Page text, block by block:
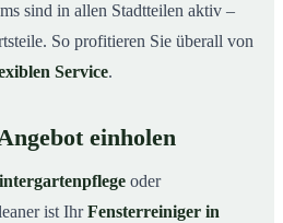
sind in allen Stadtteilen aktiv –
So profitieren Sie überall von
Service.
einholen
oder
ist IhrFensterreiniger in